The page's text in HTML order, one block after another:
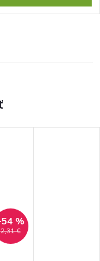
2,31 €
%